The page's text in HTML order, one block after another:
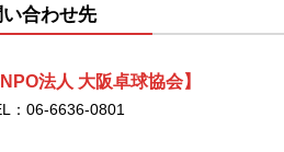
合わせ先
法人 大阪卓球協会】
：06‐6636‐0801